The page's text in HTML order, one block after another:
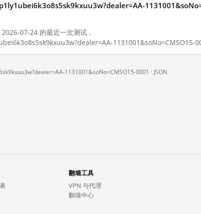
07-24 的最近一次测试，
1131001&soNo=CMSO15-
1131001&soNo=CMSO15-0001 · JSON
翻墙工具
VPN 与代理
翻墙中心